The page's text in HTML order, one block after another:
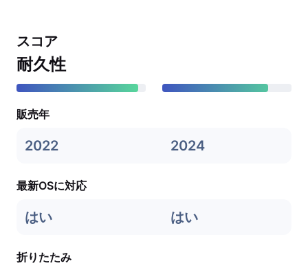
スコア
耐久性
販売年
2022 2024
最新OSに対応
はい はい
折りたたみ